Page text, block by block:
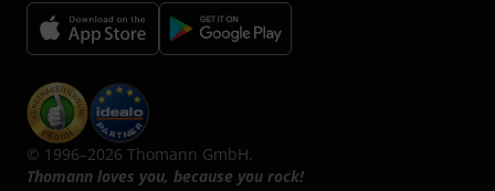
© 1996–2026 Thomann GmbH.
Thomann loves you, because you rock!